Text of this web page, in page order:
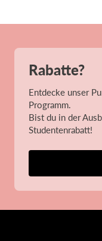
Rabatte?
Entdecke unser
Programm.
Bist du in der
Studentenrabatt!